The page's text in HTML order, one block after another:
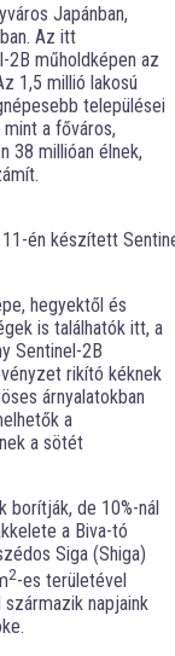
Japánban,
Az itt
2B műholdképen az
1,5 millió lakosú
települései
a főváros,
38 millióan élnek,
én készített
hegyektől és
is találhatók itt, a
Sentinel-2B
rikító kéknek
árnyalatokban
a
a sötét
borítják, de 10%-nál
a Biva-tó
Siga (Shiga)
2-es területével
napjaink